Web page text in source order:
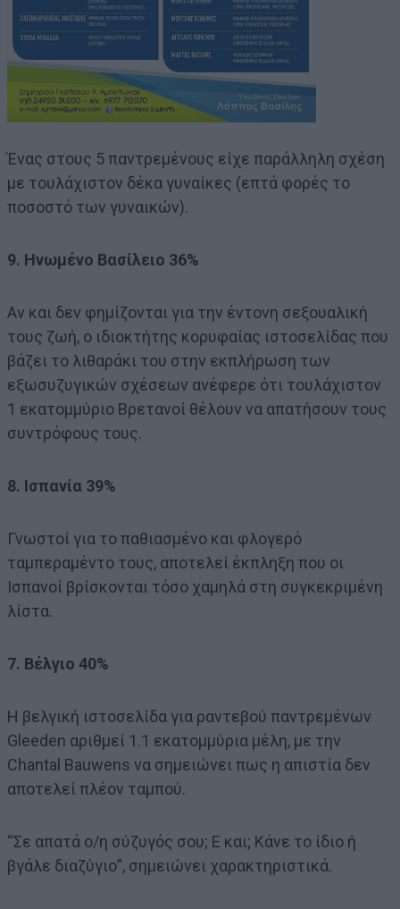
Ένας στους 5 παντρεμένους είχε παράλληλη σχέση
με τουλάχιστον δέκα γυναίκες (επτά φορές το
ποσοστό των γυναικών).
9. Ηνωμένο Βασίλειο 36%
Αν και δεν φημίζονται για την έντονη σεξουαλική
τους ζωή, ο ιδιοκτήτης κορυφαίας ιστοσελίδας που
βάζει το λιθαράκι του στην εκπλήρωση των
εξωσυζυγικών σχέσεων ανέφερε ότι τουλάχιστον
1 εκατομμύριο Βρετανοί θέλουν να απατήσουν τους
συντρόφους τους.
8. Ισπανία 39%
Γνωστοί για το παθιασμένο και φλογερό
ταμπεραμέντο τους, αποτελεί έκπληξη που οι
Ισπανοί βρίσκονται τόσο χαμηλά στη συγκεκριμένη
λίστα.
7. Βέλγιο 40%
Η βελγική ιστοσελίδα για ραντεβού παντρεμένων
Gleeden αριθμεί 1.1 εκατομμύρια μέλη, με την
Chantal Bauwens να σημειώνει πως η απιστία δεν
αποτελεί πλέον ταμπού.
“Σε απατά ο/η σύζυγός σου; Ε και; Κάνε το ίδιο ή
βγάλε διαζύγιο”, σημειώνει χαρακτηριστικά.